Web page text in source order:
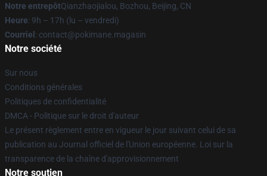
Notre entrepôtQianzhaojialou, Bozhou, Beijing, CN
Heure: 9h – 17h (lu – vendredi)
Courriel : contact@pokimane.magasin
Notre société
Sur nous
Conditions générales
Politiques de confidentialité
DMCA - Politique sur le droit d'auteur
Le présent règlement entre en vigueur le jour suivant celui de sa
publication au Journal officiel de l'Union européenne. Loi sur la
transparence de la chaîne d'approvisionnement
Notre soutien